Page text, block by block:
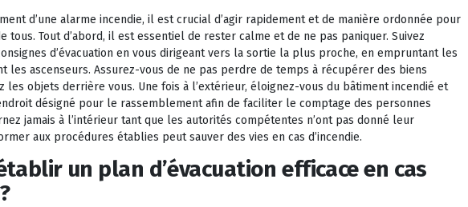
d’une alarme incendie, il est crucial d’agir rapidement et de manière ordonnée pour
tous. Tout d’abord, il est essentiel de rester calme et de ne pas paniquer. Suivez
d’évacuation en vous dirigeant vers la sortie la plus proche, en empruntant les
les ascenseurs. Assurez-vous de ne pas perdre de temps à récupérer des biens
les objets derrière vous. Une fois à l’extérieur, éloignez-vous du bâtiment incendié et
désigné pour le rassemblement afin de faciliter le comptage des personnes
jamais à l’intérieur tant que les autorités compétentes n’ont pas donné leur
aux procédures établies peut sauver des vies en cas d’incendie.
un plan d’évacuation efficace en cas